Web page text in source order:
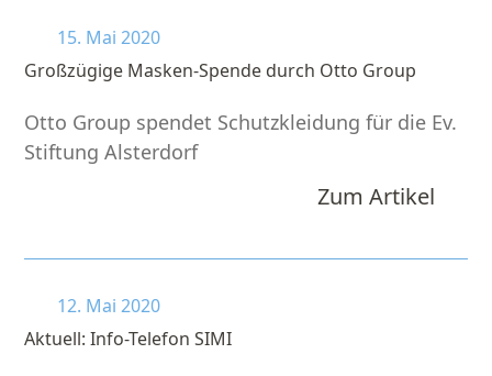
15. Mai 2020
Großzügige Masken-Spende durch Otto Group
Otto Group spendet Schutzkleidung für die Ev.
Stiftung Alsterdorf
Zum Artikel
12. Mai 2020
Aktuell: Info-Telefon SIMI